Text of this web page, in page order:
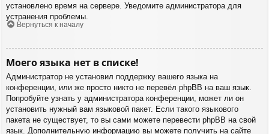
установлено время на сервере. Уведомите администратора для
устранения проблемы.
Вернуться к началу
Моего языка нет в списке!
Администратор не установил поддержку вашего языка на
конференции, или же просто никто не перевёл phpBB на ваш язык.
Попробуйте узнать у администратора конференции, может ли он
установить нужный вам языковой пакет. Если такого языкового
пакета не существует, то вы сами можете перевести phpBB на свой
язык. Дополнительную информацию вы можете получить на сайте